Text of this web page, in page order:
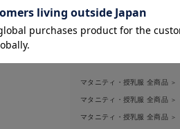
マタニティ・授乳服 全商品 ＞
マタニティ・授乳服 全商品 ＞
マタニティ・授乳服 全商品 ＞